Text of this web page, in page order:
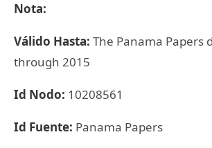
Nota:
Válido Hasta: The Panama Papers
through 2015
Id Nodo: 10208561
Id Fuente: Panama Papers